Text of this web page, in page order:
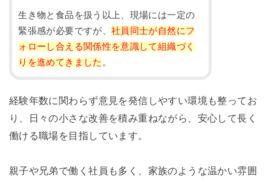
生き物と食品を扱う以上、現場には一定の
緊張感が必要ですが、 社員同士が自然にフ
ォローし合える関係性を意識して組織づく
りを進めてきました 。
経験年数に関わらず意見を発信しやすい環境も整ってお
り、日々の小さな改善を積み重ねながら、安心して長く
働ける職場を目指しています。
親子や兄弟で働く社員も多く、家族のような温かい雰囲